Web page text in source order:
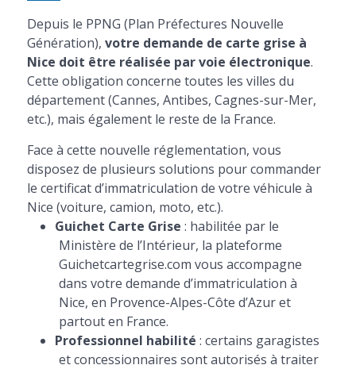
Depuis le PPNG (Plan Préfectures Nouvelle
Génération), votre demande de carte grise à
Nice doit être réalisée par voie électronique.
Cette obligation concerne toutes les villes du
département (Cannes, Antibes, Cagnes-sur-Mer,
etc.), mais également le reste de la France.
Face à cette nouvelle réglementation, vous
disposez de plusieurs solutions pour commander
le certificat d’immatriculation de votre véhicule à
Nice (voiture, camion, moto, etc.).
Guichet Carte Grise : habilitée par le
Ministère de l’Intérieur, la plateforme
Guichetcartegrise.com vous accompagne
dans votre demande d’immatriculation à
Nice, en Provence-Alpes-Côte d’Azur et
partout en France.
Professionnel habilité : certains garagistes
et concessionnaires sont autorisés à traiter